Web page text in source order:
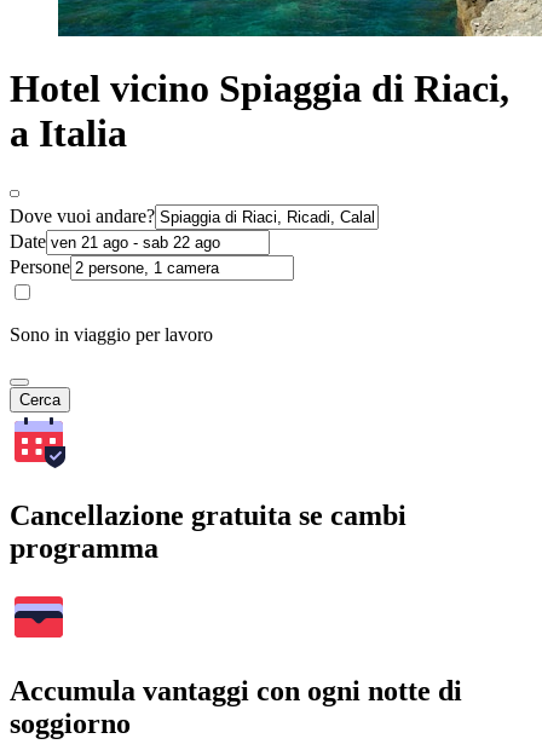
Hotel vicino Spiaggia di Riaci,
a Italia
Dove vuoi andare?
Date
Persone
Sono in viaggio per lavoro
Cerca
Cancellazione gratuita se cambi
programma
Accumula vantaggi con ogni notte di
soggiorno